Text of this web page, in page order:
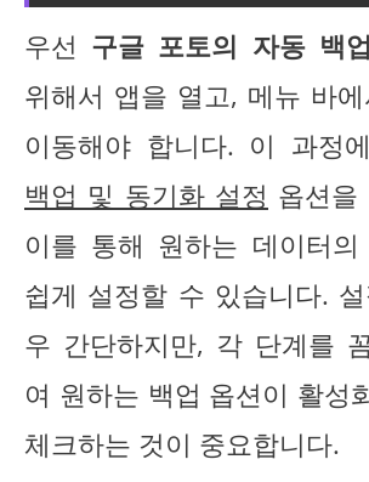
우선 구글 포토의 자동 백
위해서 앱을 열고, 메뉴 바
이동해야 합니다. 이 과정
백업 및 동기화 설정 옵션을
이를 통해 원하는 데이터
쉽게 설정할 수 있습니다.
우 간단하지만, 각 단계를
여 원하는 백업 옵션이 활성
체크하는 것이 중요합니다.